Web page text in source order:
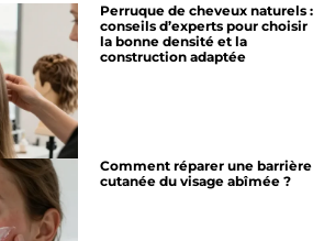
Perruque de cheveux naturels :
conseils d’experts pour choisir
la bonne densité et la
construction adaptée
Comment réparer une barrière
cutanée du visage abîmée ?